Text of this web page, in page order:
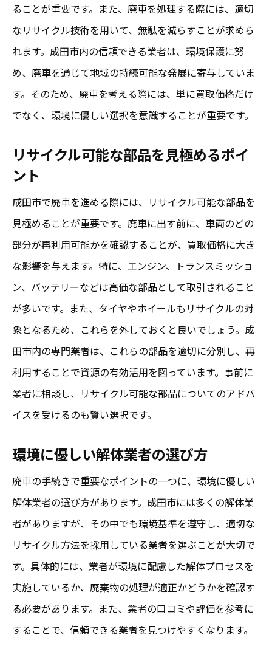
成田市で廃車買取を成功させるための買取価格
交渉術
買取価格交渉の前に知っておくべき市場動
向
め方
キル
価格交渉における業者との信頼構築の重要
性
相見積もりを取得して交渉を有利に進める
方法
成田市で廃車する際の買取価格を最大化するた
めのステップ
車両状態の改善で買取価格を引き上げる方
法
適切なタイミングでの買取依頼の重要性
成田市の相場を調べるための効果的な方法
オンラインでの相場比較を駆使した価格引
成田市での廃車買取の流れと迅速な手続きのコ
ツ
初回問い合わせから契約成立までの流れを
知る
ることが重要です。また、廃車を処理する際には、適切
なリサイクル技術を用いて、無駄を減らすことが求めら
れます。成田市内の信頼できる業者は、環境保護に努
め、廃車を通じて地域の持続可能な発展に寄与していま
す。そのため、廃車を考える際には、単に買取価格だけ
でなく、環境に優しい選択を意識することが重要です。
リサイクル可能な部品を見極めるポイ
ント
成田市で廃車を進める際には、リサイクル可能な部品を
見極めることが重要です。廃車に出す前に、車両のどの
部分が再利用可能かを確認することが、買取価格に大き
な影響を与えます。特に、エンジン、トランスミッショ
ン、バッテリーなどは高価な部品として取引されること
が多いです。また、タイヤやホイールもリサイクルの対
象となるため、これらを外しておくと良いでしょう。成
田市内の専門業者は、これらの部品を適切に分別し、再
利用することで資源の有効活用を図っています。事前に
業者に相談し、リサイクル可能な部品についてのアドバ
イスを受けるのも賢い選択です。
環境に優しい解体業者の選び方
廃車の手続きで重要なポイントの一つに、環境に優しい
解体業者の選び方があります。成田市には多くの解体業
者がありますが、その中でも環境基準を遵守し、適切な
リサイクル方法を採用している業者を選ぶことが大切で
す。具体的には、業者が環境に配慮した解体プロセスを
実施しているか、廃棄物の処理が適正かどうかを確認す
る必要があります。また、業者の口コミや評価を参考に
することで、信頼できる業者を見つけやすくなります。